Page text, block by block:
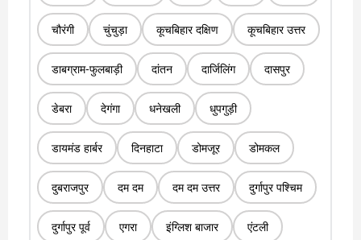
चौरंगी चुंचुड़ा कूचबिहार दक्षिण कूचबिहार उत्तर
डाबग्राम-फुलबाड़ी दांतन दार्जिलिंग दासपुर
डेबरा देगंगा धनेखली धुपगुड़ी
डायमंड हार्बर दिनहाटा डोमजूर डोमकल
दुबराजपुर दम दम दम दम उत्तर दुर्गापुर पश्चिम
दुर्गापुर पूर्व एगरा इंग्लिश बाजार एंटली